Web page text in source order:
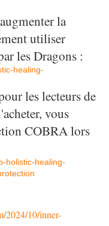
la
utiliser
les Dragons :
healing-
les lecteurs de
vous
COBRA lors
holistic-healing-
2024/10/inner-